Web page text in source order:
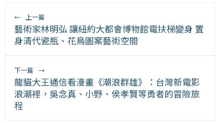
← 上一篇
藝術家林明弘 讓紐約大都會博物館電扶梯變身 置
身清代瓷瓶、花鳥圖案藝術空間
下一篇 →
龍貓大王通信看漫畫《潮浪群雄》：台灣新電影
浪潮裡，吳念真、小野、侯孝賢等勇者的冒險旅
程